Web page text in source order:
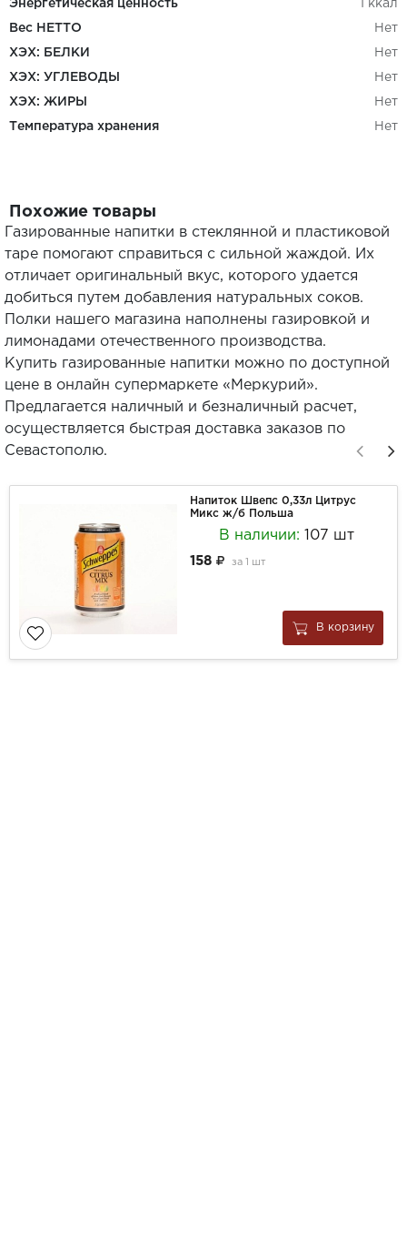
Энергетическая ценность 1 ккал
Вес НЕТТО Нет
ХЭХ: БЕЛКИ Нет
ХЭХ: УГЛЕВОДЫ Нет
ХЭХ: ЖИРЫ Нет
Температура хранения Нет
Похожие товары
Газированные напитки в стеклянной и пластиковой
таре помогают справиться с сильной жаждой. Их
отличает оригинальный вкус, которого удается
добиться путем добавления натуральных соков.
Полки нашего магазина наполнены газировкой и
лимонадами отечественного производства.
Купить газированные напитки можно по доступной
цене в онлайн супермаркете «Меркурий».
Предлагается наличный и безналичный расчет,
осуществляется быстрая доставка заказов по
Севастополю.
Напиток Швепс 0,33л Цитрус
Микс ж/б Польша
В наличии: 107 шт
158 за 1 шт
В корзину